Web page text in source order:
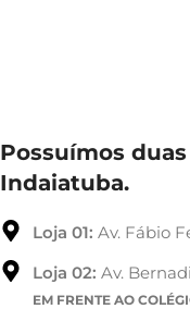
Possuímos
Indaiatuba.
Loja 01: Av. Fábio
Loja 02: Av.
EM FRENTE AO